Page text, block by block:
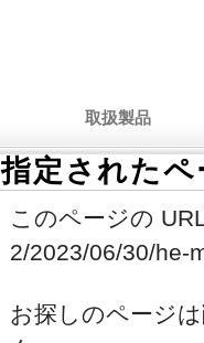
取扱製品
指定された
このページの
2/2023/06/30/he-
お探しのページ